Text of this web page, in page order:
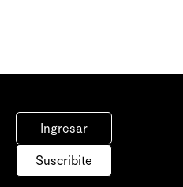
Ingresar
Suscribite